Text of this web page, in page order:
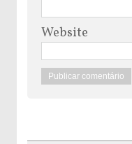
Website